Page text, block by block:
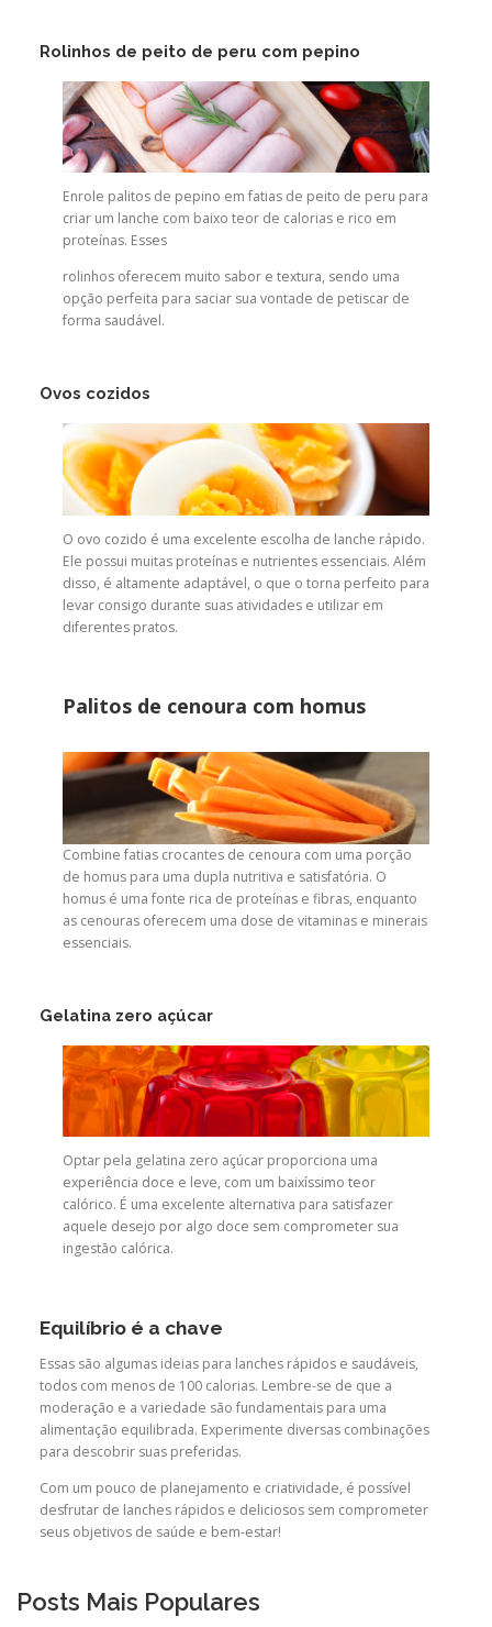
Rolinhos de peito de peru com pepino
Enrole palitos de pepino em fatias de peito de peru para
criar um lanche com baixo teor de calorias e rico em
proteínas. Esses
rolinhos oferecem muito sabor e textura, sendo uma
opção perfeita para saciar sua vontade de petiscar de
forma saudável.
Ovos cozidos
O ovo cozido é uma excelente escolha de lanche rápido.
Ele possui muitas proteínas e nutrientes essenciais. Além
disso, é altamente adaptável, o que o torna perfeito para
levar consigo durante suas atividades e utilizar em
diferentes pratos.
Palitos de cenoura com homus
Combine fatias crocantes de cenoura com uma porção
de homus para uma dupla nutritiva e satisfatória. O
homus é uma fonte rica de proteínas e fibras, enquanto
as cenouras oferecem uma dose de vitaminas e minerais
essenciais.
Gelatina zero açúcar
Optar pela gelatina zero açúcar proporciona uma
experiência doce e leve, com um baixíssimo teor
calórico. É uma excelente alternativa para satisfazer
aquele desejo por algo doce sem comprometer sua
ingestão calórica.
Equilíbrio é a chave
Essas são algumas ideias para lanches rápidos e saudáveis,
todos com menos de 100 calorias. Lembre-se de que a
moderação e a variedade são fundamentais para uma
alimentação equilibrada. Experimente diversas combinações
para descobrir suas preferidas.
Com um pouco de planejamento e criatividade, é possível
desfrutar de lanches rápidos e deliciosos sem comprometer
seus objetivos de saúde e bem-estar!
Posts Mais Populares